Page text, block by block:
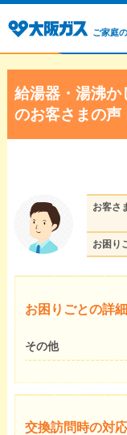
ご家庭
給湯器・湯沸か
のお客さまの声
お客さ
お困り
お困りごとの詳
その他
交換訪問時の対応